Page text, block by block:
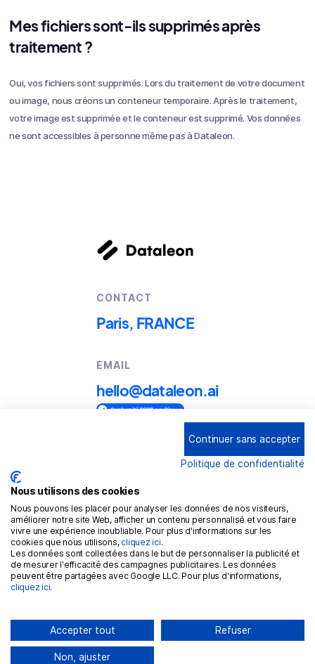
Mes fichiers sont-ils supprimés après
traitement ?
Oui, vos fichiers sont supprimés. Lors du traitement de votre document
ou image, nous créons un conteneur temporaire. Après le traitement,
votre image est supprimée et le conteneur est supprimé. Vos données
ne sont accessibles à personne même pas à Dataleon.
CONTACT
Paris, FRANCE
EMAIL
hello@dataleon.ai
Conditions générales d'utilisation
Mention légales
Politique de confidentialité
Politique de cookies
RGPD
Continuer sans accepter
Politique de confidentialité
Nous utilisons des cookies
Nous pouvons les placer pour analyser les données de nos visiteurs,
améliorer notre site Web, afficher un contenu personnalisé et vous faire
vivre une expérience inoubliable. Pour plus d'informations sur les
cookies que nous utilisons, cliquez ici.
Les données sont collectées dans le but de personnaliser la publicité et
de mesurer l'efficacité des campagnes publicitaires. Les données
peuvent être partagées avec Google LLC. Pour plus d'informations,
cliquez ici.
Accepter tout Refuser
Non, ajuster